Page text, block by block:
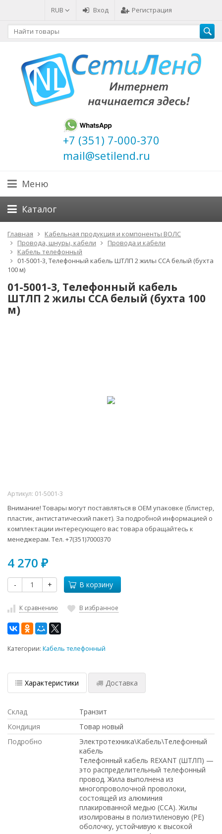
RUB Вход Регистрация
+7 (351) 7-000-370
mail@setilend.ru
Меню
Каталог
Главная
Кабельная продукция и компоненты ВОЛС
Провода, шнуры, кабели
Провода и кабели
Кабель телефонный
01-5001-3, Телефонный кабель ШТЛП 2 жилы CCA белый (бухта
100 м)
01-5001-3, Телефонный кабель
ШТЛП 2 жилы CCA белый (бухта 100
м)
Артикул: 01-5001-3
Внимание! Товары могут поставляться в ОЕМ упаковке (блистер,
пластик, антистатический пакет). За подробной информацией о
комплектации интересующего вас товара обращайтесь к
менеджерам. Тел. +7(351)7000370
4 270 ₽
- + В корзину
К сравнению В избранное
Категории: Кабель телефонный
Характеристики Доставка
Склад
Транзит
Кондиция
Товар новый
Подробно
Электротехника\Кабель\Телефонный
кабель
Телефонный кабель REXANT (ШТЛП) —
это распределительный телефонный
провод. Жила выполнена из
многопроволочной проволоки,
состоящей из алюминия
плакированной медью (CCA). Жилы
изолированы в полиэтиленовую (PE)
оболочку, устойчивую к высокой